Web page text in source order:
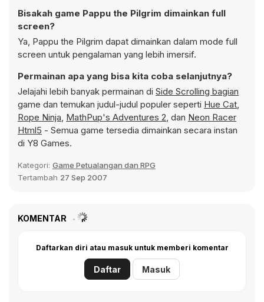
Bisakah game Pappu the Pilgrim dimainkan full
screen?
Ya, Pappu the Pilgrim dapat dimainkan dalam mode full
screen untuk pengalaman yang lebih imersif.
Permainan apa yang bisa kita coba selanjutnya?
Jelajahi lebih banyak permainan di Side Scrolling bagian
game dan temukan judul-judul populer seperti Hue Cat,
Rope Ninja, MathPup's Adventures 2, dan Neon Racer
Html5 - Semua game tersedia dimainkan secara instan
di Y8 Games.
Kategori: Game Petualangan dan RPG
Tertambah 27 Sep 2007
KOMENTAR
Daftarkan diri atau masuk untuk memberi komentar
Daftar Masuk